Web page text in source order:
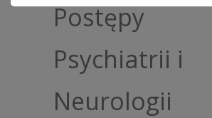
Postępy
Psychiatrii i
Neurologii